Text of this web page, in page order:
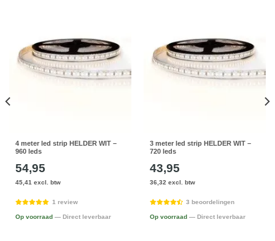
4 meter led strip HELDER WIT –
960 leds
54,95
45,41 excl. btw
1 review
Op voorraad — Direct leverbaar
3 meter led strip HELDER WIT –
720 leds
43,95
36,32 excl. btw
3 beoordelingen
Op voorraad — Direct leverbaar